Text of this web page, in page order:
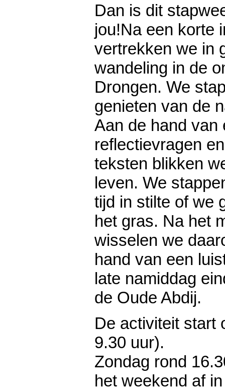
Dan is dit
jou!Na een korte
vertrekken we in
wandeling in de
Drongen. We
genieten van de
Aan de hand van
reflectievragen
teksten blikken
leven. We
tijd in stilte of we
het gras. Na het
wisselen we
hand van een
late namiddag
de Oude Abdij.
De activiteit start
9.30 uur).
Zondag rond
het weekend af